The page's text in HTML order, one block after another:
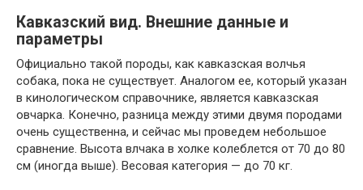
Кавказский вид. Внешние данные и
параметры
Официально такой породы, как кавказская волчья
собака, пока не существует. Аналогом ее, который указан
в кинологическом справочнике, является кавказская
овчарка. Конечно, разница между этими двумя породами
очень существенна, и сейчас мы проведем небольшое
сравнение. Высота влчака в холке колеблется от 70 до 80
см (иногда выше). Весовая категория — до 70 кг.